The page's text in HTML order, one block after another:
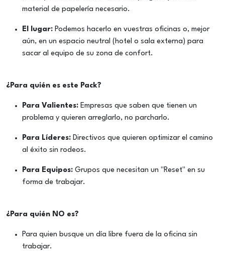
material de papelería necesario.
El lugar: Podemos hacerlo en vuestras oficinas o, mejor
aún, en un espacio neutral (hotel o sala externa) para
sacar al equipo de su zona de confort.
¿Para quién es este Pack?
Para Valientes: Empresas que saben que tienen un
problema y quieren arreglarlo, no parcharlo.
Para Líderes: Directivos que quieren optimizar el camino
al éxito sin rodeos.
Para Equipos: Grupos que necesitan un "Reset" en su
forma de trabajar.
¿Para quién NO es?
Para quien busque un día libre fuera de la oficina sin
trabajar.